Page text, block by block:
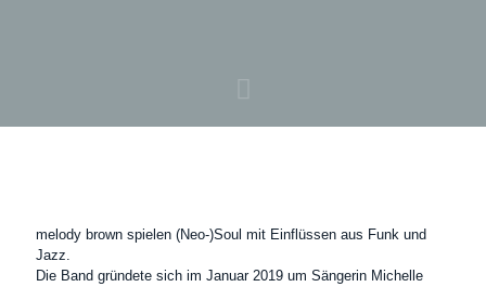
melody brown spielen (Neo-)Soul mit Einflüssen aus Funk und
Jazz.
Die Band gründete sich im Januar 2019 um Sängerin Michelle